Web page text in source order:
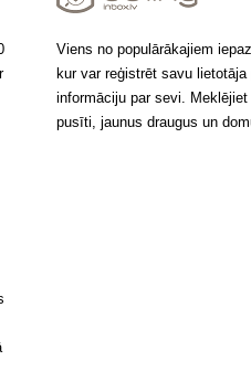
Viens no populārākajiem
kur var reģistrēt savu
informāciju par sevi.
pusīti, jaunus draugus un